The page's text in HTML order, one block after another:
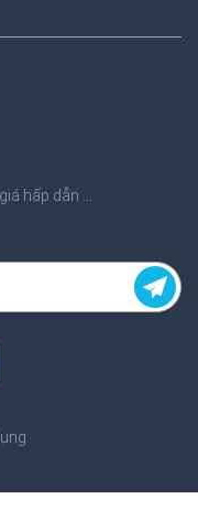
hấp dẫn ...